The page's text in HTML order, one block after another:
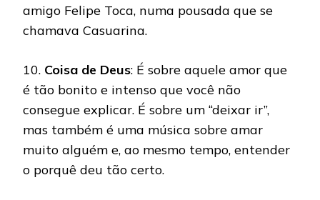
amigo Felipe Toca, numa pousada que se
chamava Casuarina.
10. Coisa de Deus: É sobre aquele amor que
é tão bonito e intenso que você não
consegue explicar. É sobre um “deixar ir”,
mas também é uma música sobre amar
muito alguém e, ao mesmo tempo, entender
o porquê deu tão certo.